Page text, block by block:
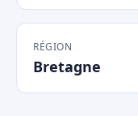
RÉGION
Bretagne